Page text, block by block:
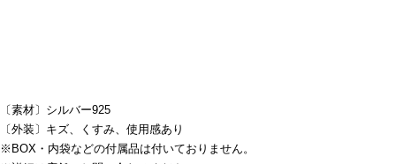
〔素材〕シルバー925
〔外装〕キズ、くすみ、使用感あり
※BOX・内袋などの付属品は付いておりません。